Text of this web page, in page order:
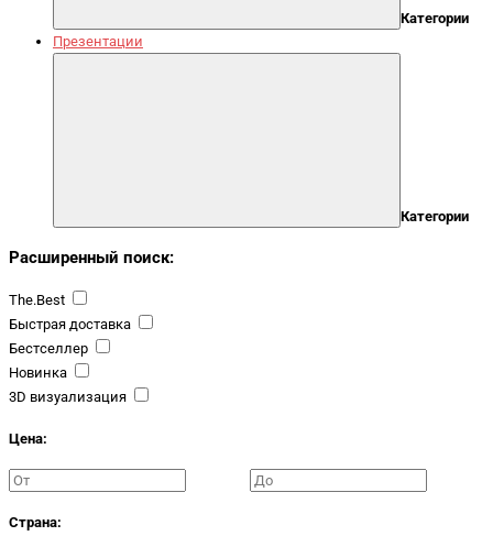
Категории
Презентации
Категории
Расширенный поиск:
The.Best
Быстрая доставка
Бестселлер
Новинка
3D визуализация
Цена:
Страна: